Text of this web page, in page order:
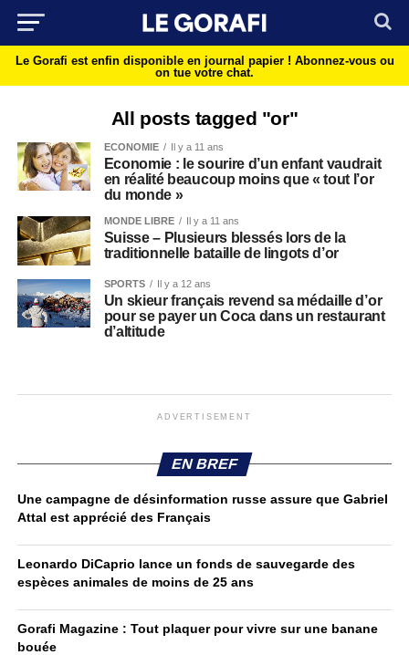
Le Gorafi est enfin disponible en journal papier ! Abonnez-vous ou
on tue votre chat.
All posts tagged "or"
ECONOMIE Il y a 11 ans
Economie : le sourire d’un enfant vaudrait
en réalité beaucoup moins que « tout l’or
du monde »
MONDE LIBRE Il y a 11 ans
Suisse – Plusieurs blessés lors de la
traditionnelle bataille de lingots d’or
SPORTS Il y a 12 ans
Un skieur français revend sa médaille d’or
pour se payer un Coca dans un restaurant
d’altitude
ADVERTISEMENT
EN BREF
Une campagne de désinformation russe assure que Gabriel
Attal est apprécié des Français
Leonardo DiCaprio lance un fonds de sauvegarde des
espèces animales de moins de 25 ans
Gorafi Magazine : Tout plaquer pour vivre sur une banane
bouée